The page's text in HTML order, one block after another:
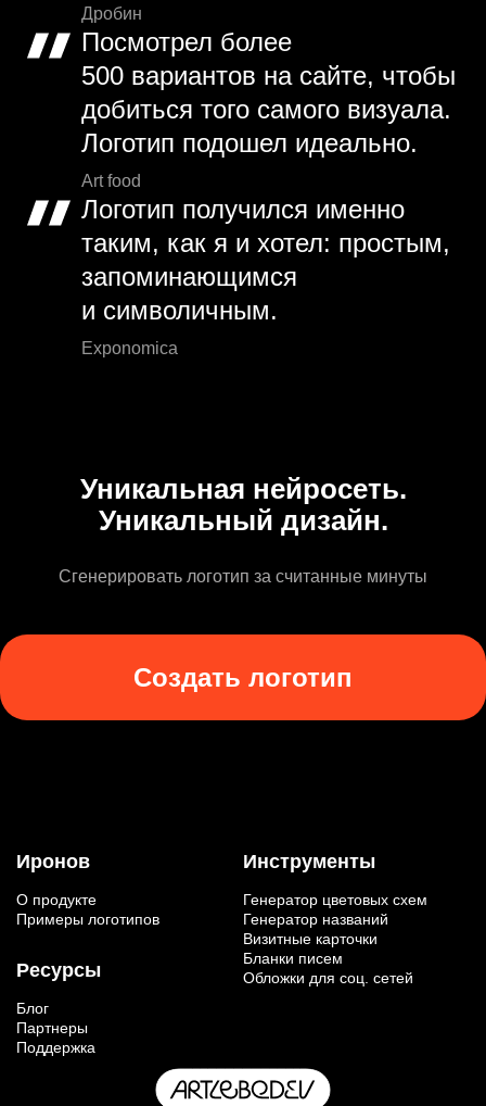
Дробин
Посмотрел более
500 вариантов на сайте, чтобы
добиться того самого визуала.
Логотип подошел идеально.
Art food
Логотип получился именно
таким, как я и хотел: простым,
запоминающимся
и символичным.
Exponomica
Уникальная нейросеть.
Уникальный дизайн.
Сгенерировать логотип за считанные минуты
Создать логотип
Иронов
О продукте
Примеры логотипов
Ресурсы
Блог
Партнеры
Поддержка
Инструменты
Генератор цветовых схем
Генератор названий
Визитные карточки
Бланки писем
Обложки для соц. сетей